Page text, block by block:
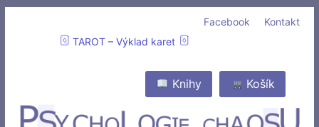
Kontakt
Facebook
TAROT – Výklad karet
Košík
Knihy